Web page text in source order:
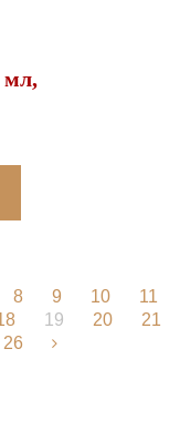
мл,
8 9 10
11
19 20
21
26